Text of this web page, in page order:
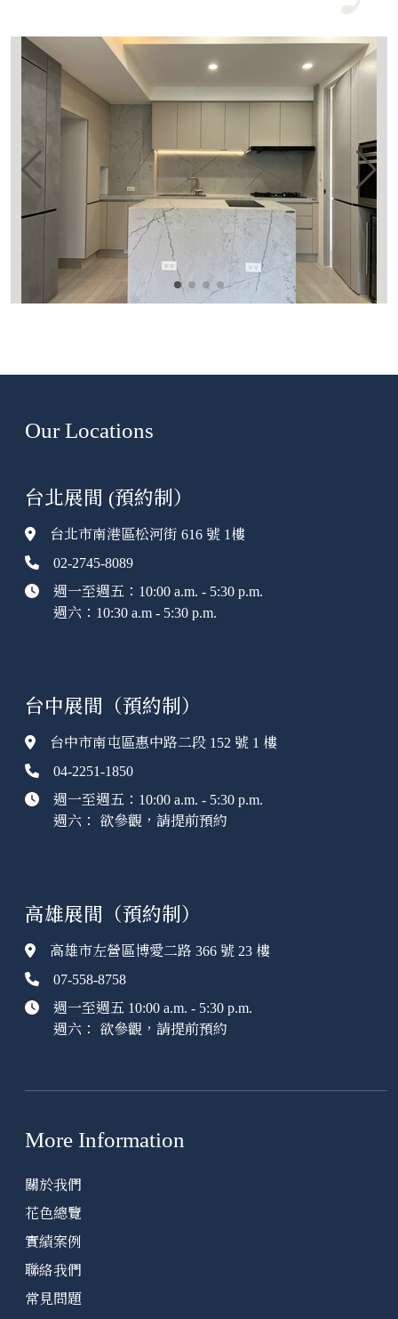
Our Locations
台北展間 (預約制）
台北市南港區松河街 616 號 1樓
02-2745-8089
週一至週五：10:00 a.m. - 5:30 p.m.
週六：10:30 a.m - 5:30 p.m.
台中展間（預約制）
台中市南屯區惠中路二段 152 號 1 樓
04-2251-1850
週一至週五：10:00 a.m. - 5:30 p.m.
週六： 欲參觀，請提前預約
高雄展間（預約制）
高雄市左營區博愛二路 366 號 23 樓
07-558-8758
週一至週五 10:00 a.m. - 5:30 p.m.
週六： 欲參觀，請提前預約
More Information
關於我們
花色總覽
實績案例
聯絡我們
常見問題